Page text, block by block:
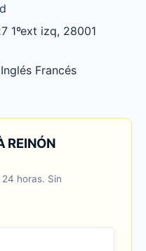
1ºext izq, 28001
Francés
REINÓN
horas. Sin